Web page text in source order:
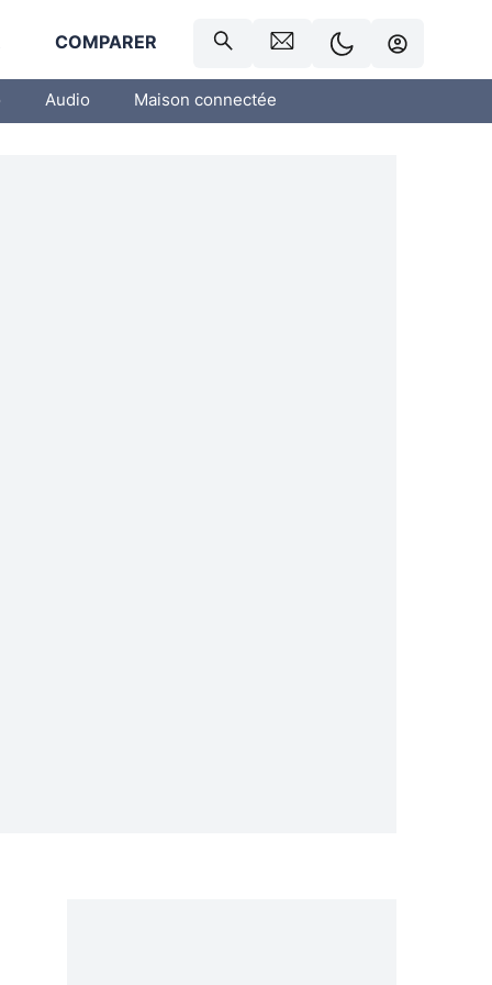
COMPARER
Audio Maison connectée